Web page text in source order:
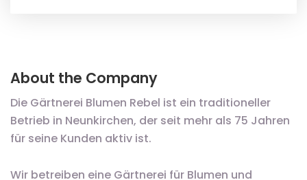
About the Company
Die Gärtnerei Blumen Rebel ist ein traditioneller
Betrieb in Neunkirchen, der seit mehr als 75 Jahren
für seine Kunden aktiv ist.
Wir betreiben eine Gärtnerei für Blumen und